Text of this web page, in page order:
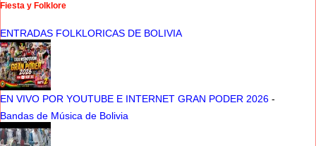
Fiesta y Folklore
ENTRADAS FOLKLORICAS DE BOLIVIA
EN VIVO POR YOUTUBE E INTERNET GRAN PODER 2026 -
Bandas de Música de Bolivia